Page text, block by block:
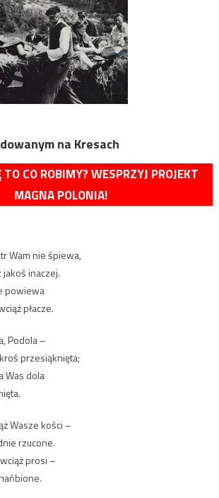
na Kresach
CO ROBIMY? WESPRZYJ PROJEKT
MAGNA POLONIA!
Wam nie śpiewa,
inaczej.
powiewa
płacze.
Podola –
przesiąknięta;
Was dola
Wasze kości –
rzucone.
prosi –